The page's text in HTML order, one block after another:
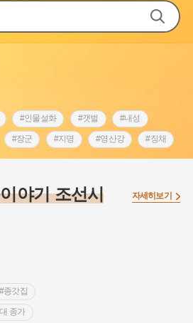
#인물설화 #갯벌 #내성
#장군 #지명 #영산강 #징채
리 오재호 #조선 시대 사회 #단지
#고구마 #한의학 #강진
#목민관
동구
야기 조선시
#종갓집
종가
자세히보기